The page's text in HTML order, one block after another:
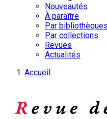
Nouveautés
À paraître
Par
Par collections
Revues
Actualités
Accueil